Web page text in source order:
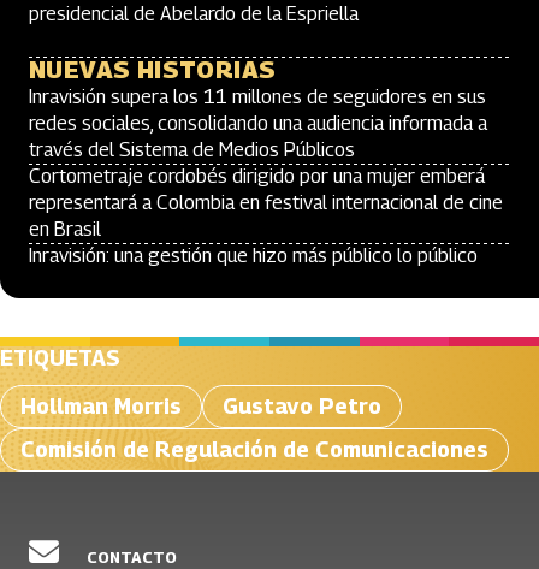
presidencial de Abelardo de la Espriella
NUEVAS HISTORIAS
Inravisión supera los 11 millones de seguidores en sus
redes sociales, consolidando una audiencia informada a
través del Sistema de Medios Públicos
Cortometraje cordobés dirigido por una mujer emberá
representará a Colombia en festival internacional de cine
en Brasil
Inravisión: una gestión que hizo más público lo público
ETIQUETAS
Hollman Morris
Gustavo Petro
Comisión de Regulación de Comunicaciones
CONTACTO